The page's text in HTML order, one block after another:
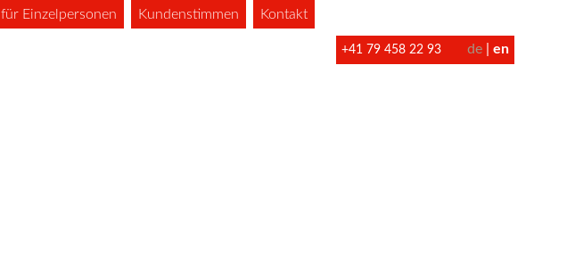
für Einzelpersonen Kundenstimmen Kontakt
+41 79 458 22 93 de en